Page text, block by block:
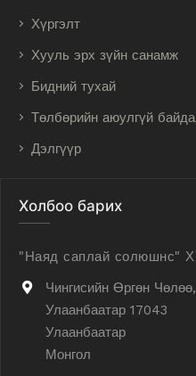
Хүргэлт
Хууль эрх зүйн санамж
Бидний тухай
Төлбөрийн аюулгүй
Дэлгүүр
Холбоо барих
"Наяд саплай солюшнс"
Чингисийн Өргөн
Улаанбаатар 17043
Улаанбаатар
Монгол